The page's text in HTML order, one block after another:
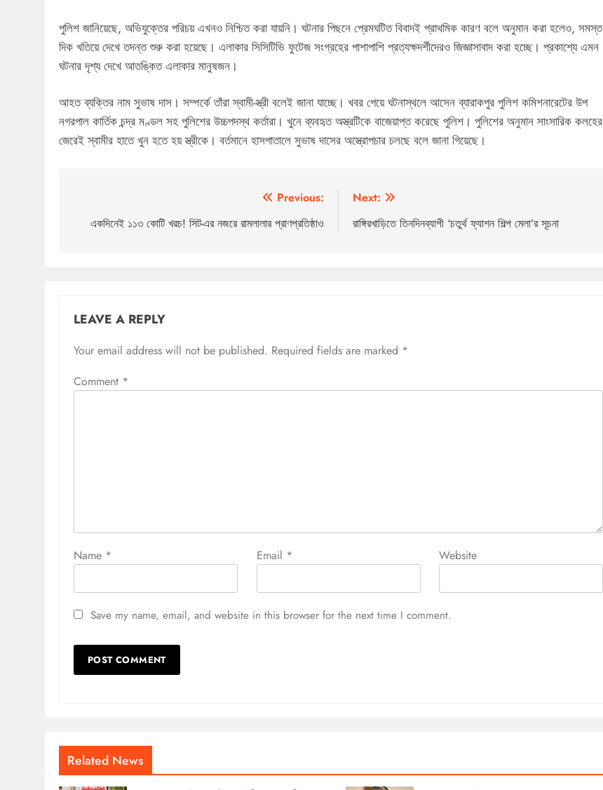
পুলিশ জানিয়েছে, অভিযুক্তের পরিচয় এখনও নিশ্চিত করা যায়নি। ঘটনার পিছনে প্রেমঘটিত বিবাদই প্রাথমিক কারণ বলে অনুমান করা হলেও, সমস্ত
দিক খতিয়ে দেখে তদন্ত শুরু করা হয়েছে। এলাকার সিসিটিভি ফুটেজ সংগ্রহের পাশাপাশি প্রত্যক্ষদর্শীদেরও জিজ্ঞাসাবাদ করা হচ্ছে। প্রকাশ্যে এমন
ঘটনার দৃশ্য দেখে আতঙ্কিত এলাকার মানুষজন।
আহত ব্যক্তির নাম সুভাষ দাস। সম্পর্কে তাঁরা স্বামী-স্ত্রী বলেই জানা যাচ্ছে। খবর পেয়ে ঘটনাস্থলে আসেন ব্যারাকপুর পুলিশ কমিশনারেটের উপ
নগরপাল কার্তিক চন্দ্র মণ্ডল সহ পুলিশের উচ্চপদস্থ কর্তারা। খুনে ব্যবহৃত অস্ত্রটিকে বাজেয়াপ্ত করেছে পুলিশ। পুলিশের অনুমান সাংসারিক কলহের
জেরেই স্বামীর হাতে খুন হতে হয় স্ত্রীকে। বর্তমানে হাসপাতালে সুভাষ দাসের অস্ত্রোপচার চলছে বলে জানা গিয়েছে।
navigation
Previous:
একদিনেই ১১৩ কোটি খরচ! সিট-এর নজরে রামলালার প্রাণপ্রতিষ্ঠাও
Next:
রাঙ্গিরখাড়িতে তিনদিনব্যাপী ‘চতুর্থ ফ্যাশন শিল্প মেলা’র সূচনা
LEAVE A REPLY
Your email address will not be published. Required fields are marked *
Comment *
Name * Email * Website
Save my name, email, and website in this browser for the next time I comment.
Related News